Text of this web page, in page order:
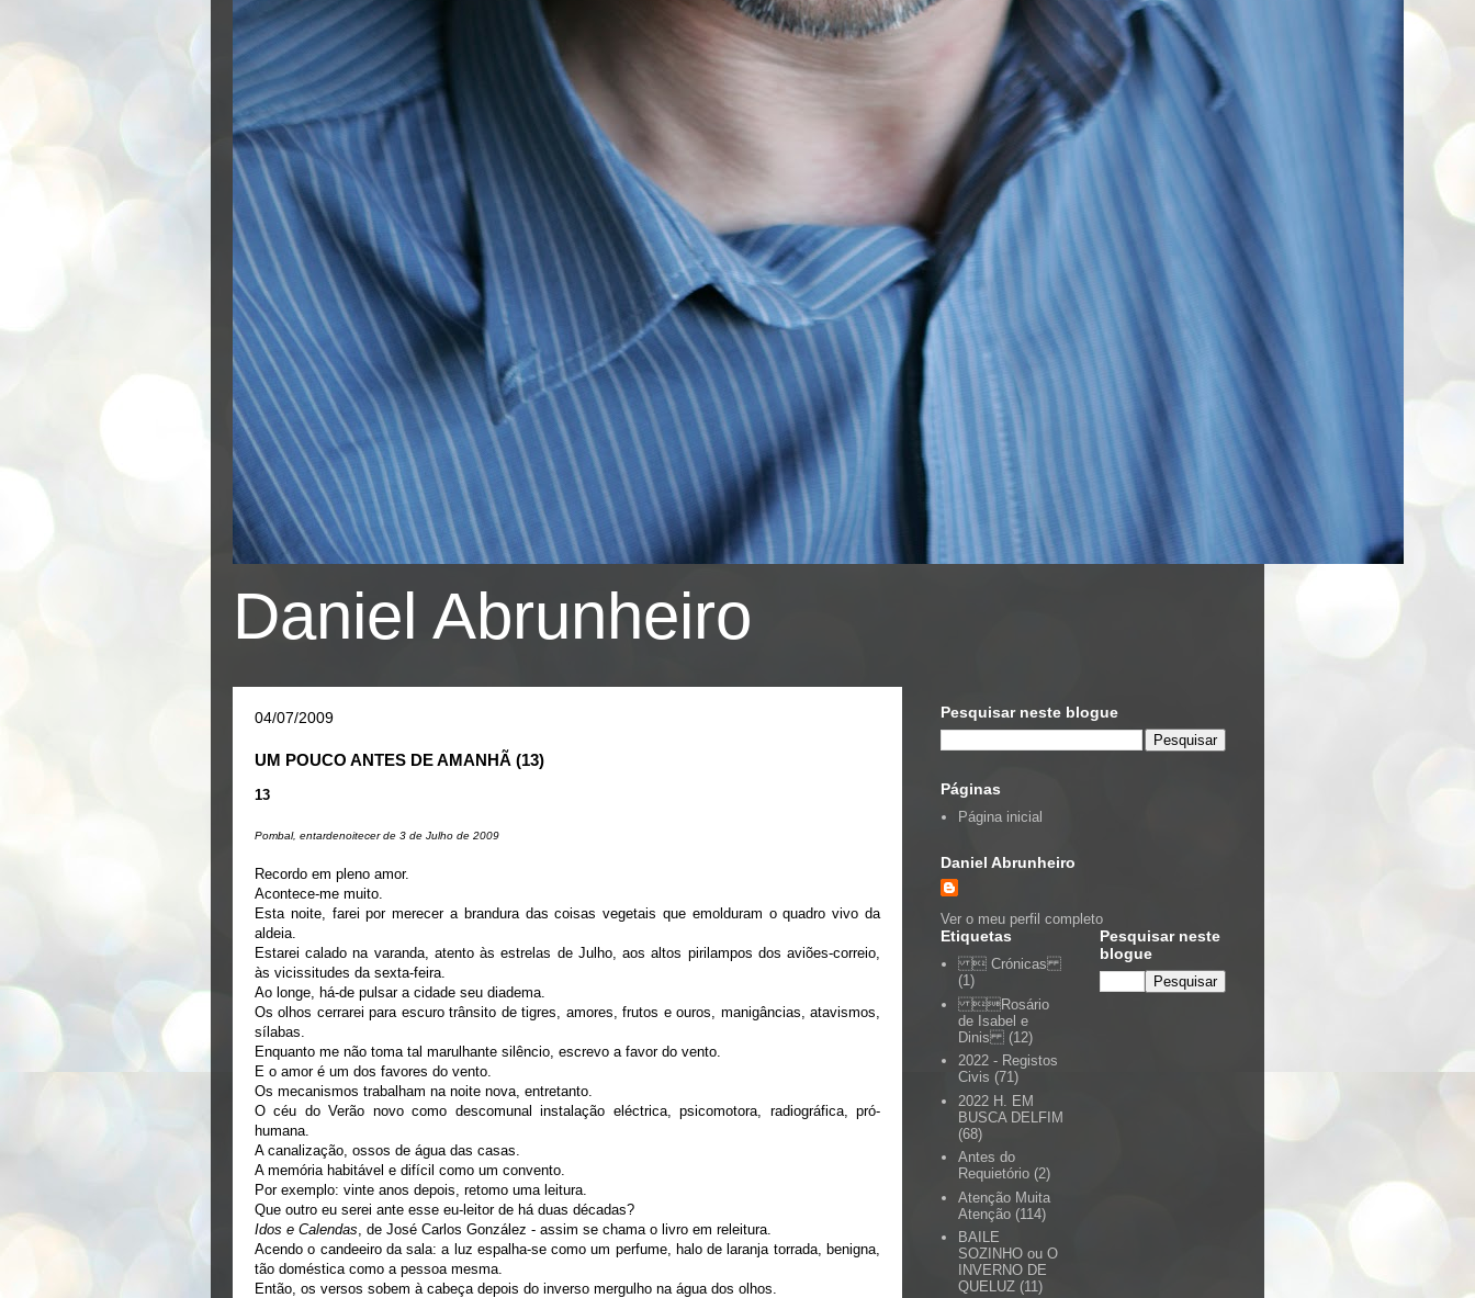
Daniel Abrunheiro
04/07/2009
UM POUCO ANTES DE AMANHÃ (13)
13
Pombal, entardenoitecer de 3 de Julho de 2009
Recordo em pleno amor.
Acontece-me muito.
Esta noite, farei por merecer a brandura das coisas vegetais que emolduram o quadro vivo da
aldeia.
Estarei calado na varanda, atento às estrelas de Julho, aos altos pirilampos dos aviões-correio,
às vicissitudes da sexta-feira.
Ao longe, há-de pulsar a cidade seu diadema.
Os olhos cerrarei para escuro trânsito de tigres, amores, frutos e ouros, manigâncias, atavismos,
sílabas.
Enquanto me não toma tal marulhante silêncio, escrevo a favor do vento.
E o amor é um dos favores do vento.
Os mecanismos trabalham na noite nova, entretanto.
O céu do Verão novo como descomunal instalação eléctrica, psicomotora, radiográfica, pró-
humana.
A canalização, ossos de água das casas.
A memória habitável e difícil como um convento.
Por exemplo: vinte anos depois, retomo uma leitura.
Que outro eu serei ante esse eu-leitor de há duas décadas?
Idos e Calendas, de José Carlos González - assim se chama o livro em releitura.
Acendo o candeeiro da sala: a luz espalha-se como um perfume, halo de laranja torrada, benigna,
tão doméstica como a pessoa mesma.
Então, os versos sobem à cabeça depois do inverso mergulho na água dos olhos.
Pesquisar neste blogue
Páginas
Página inicial
Daniel Abrunheiro
Ver o meu perfil completo
Etiquetas
 Crónicas
(1)
Rosário
de Isabel e
Dinis (12)
2022 - Registos
Civis (71)
2022 H. EM
BUSCA DELFIM
(68)
Antes do
Requietório (2)
Atenção Muita
Atenção (114)
BAILE
SOZINHO ou O
INVERNO DE
QUELUZ (11)
Pesquisar neste
blogue